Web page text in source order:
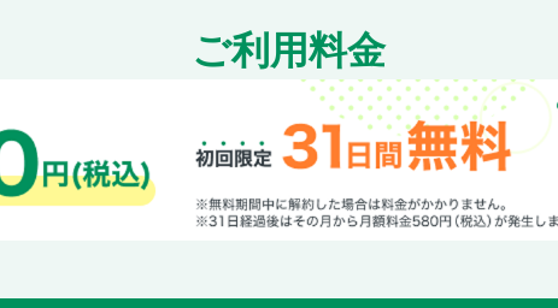
SPEEDWAY 報告／本橋康治
【ドライバーズインフォメーション】ル
開発。中国メーカーが作るICEの実情
【ドライバーズインフォメーション】米
ルマはスマホでポチる時代に
日本車の１～９月新車販売速報値
資料のページ
ご利用料金